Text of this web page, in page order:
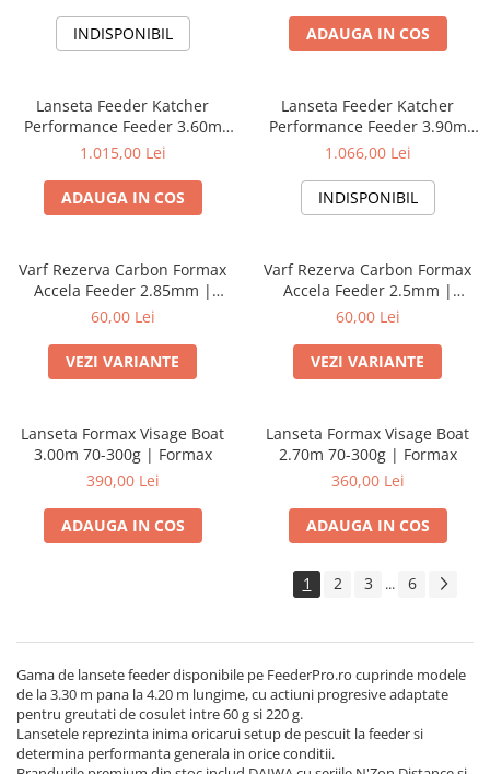
INDISPONIBIL ADAUGA IN COS
Lanseta Feeder Katcher
Performance Feeder 3.60m
80g | Katcher
1.015,00 Lei
ADAUGA IN COS
Lanseta Feeder Katcher
Performance Feeder 3.90m
120g | Katcher
1.066,00 Lei
INDISPONIBIL
Varf Rezerva Carbon Formax
Accela Feeder 2.85mm |
Formax
60,00 Lei
VEZI VARIANTE
Varf Rezerva Carbon Formax
Accela Feeder 2.5mm |
Formax
60,00 Lei
VEZI VARIANTE
Lanseta Formax Visage Boat
3.00m 70-300g | Formax
390,00 Lei
ADAUGA IN COS
Lanseta Formax Visage Boat
2.70m 70-300g | Formax
360,00 Lei
ADAUGA IN COS
1 2 3 ... 6
Gama de lansete feeder disponibile pe FeederPro.ro cuprinde modele
de la 3.30 m pana la 4.20 m lungime, cu actiuni progresive adaptate
pentru greutati de cosulet intre 60 g si 220 g.
Lansetele reprezinta inima oricarui setup de pescuit la feeder si
determina performanta generala in orice conditii.